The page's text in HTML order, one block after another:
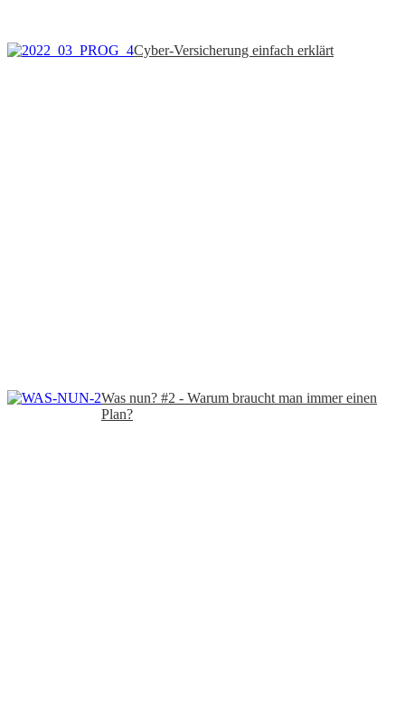
Cyber-Versicherung einfach erklärt
Was nun? #2 - Warum braucht man immer einen
Plan?